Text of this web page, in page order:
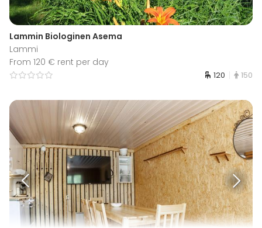
Lammin Biologinen Asema
Lammi
From 120 € rent per day
120 150